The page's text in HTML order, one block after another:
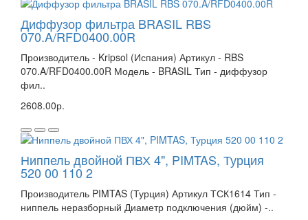
Диффузор фильтра BRASIL RBS
070.A/RFD0400.00R
Производитель - Kripsol (Испания) Артикул - RBS
070.A/RFD0400.00R Модель - BRASIL Тип - диффузор
фил..
2608.00р.
Ниппель двойной ПВХ 4", PIMTAS, Турция
520 00 110 2
Производитель PIMTAS (Турция) Артикул ТСК1614 Тип -
ниппель неразборный Диаметр подключения (дюйм) -..